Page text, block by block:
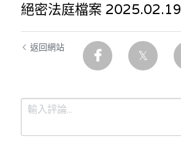
絕密法庭檔案 2025.02.19
返回網站